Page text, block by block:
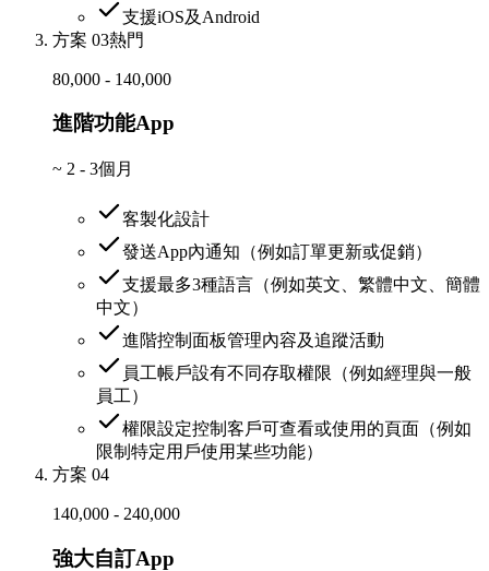
支援iOS及Android
方案 03熱門
80,000 - 140,000
進階功能App
~ 2 - 3個月
客製化設計
發送App內通知（例如訂單更新或促銷）
支援最多3種語言（例如英文、繁體中文、簡體
中文）
進階控制面板管理內容及追蹤活動
員工帳戶設有不同存取權限（例如經理與一般
員工）
權限設定控制客戶可查看或使用的頁面（例如
限制特定用戶使用某些功能）
方案 04
140,000 - 240,000
強大自訂App